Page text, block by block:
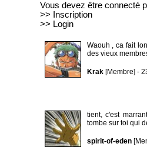
Vous devez être connecté
>>
Inscription
>> Login
Waouh , ca fait
des vieux
Krak[Membre] -
tient, c'est
tombe sur toi qui
spirit-of-eden